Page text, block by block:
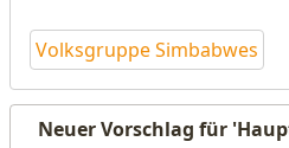
Volksgruppe Simbabwes
Neuer Vorschlag für